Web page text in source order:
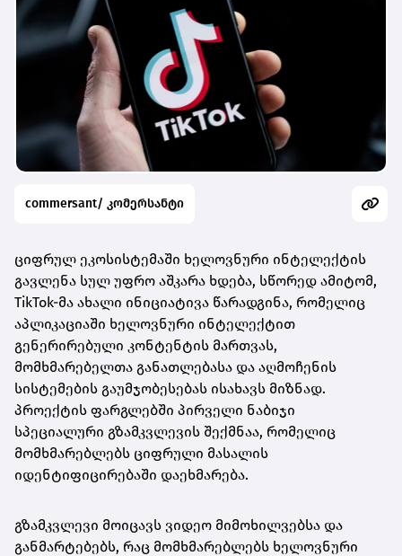
commersant/ კომერსანტი
ციფრულ ეკოსისტემაში ხელოვნური ინტელექტის
გავლენა სულ უფრო აშკარა ხდება, სწორედ ამიტომ,
TikTok-მა ახალი ინიციატივა წარადგინა, რომელიც
აპლიკაციაში ხელოვნური ინტელექტით
გენერირებული კონტენტის მართვას,
მომხმარებელთა განათლებასა და აღმოჩენის
სისტემების გაუმჯობესებას ისახავს მიზნად.
პროექტის ფარგლებში პირველი ნაბიჯი
სპეციალური გზამკვლევის შექმნაა, რომელიც
მომხმარებლებს ციფრული მასალის
იდენტიფიცირებაში დაეხმარება.
გზამკვლევი მოიცავს ვიდეო მიმოხილვებსა და
განმარტებებს, რაც მომხმარებლებს ხელოვნური